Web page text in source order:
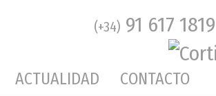
(+34) 91 617 1819
ACTUALIDAD CONTACTO